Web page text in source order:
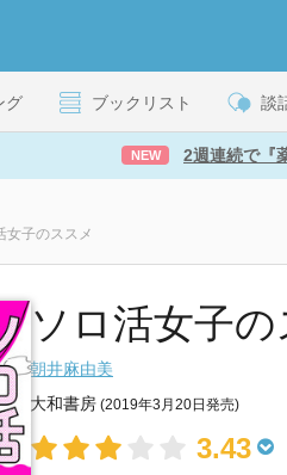
グ ブックリスト 談
NEW 2週連続で『
女子のススメ
ソロ活女子の
朝井麻由美
大和書房 (2019年3月20日発売)
3.43